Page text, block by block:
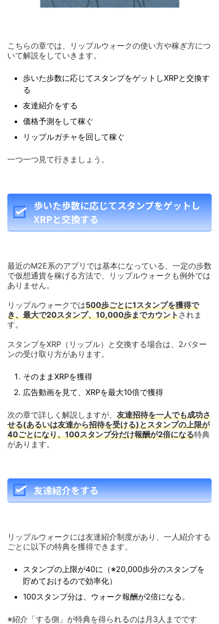
こちらの章では、リップルウォークの使い方や稼ぎ方につ
いて解説をしていきます。
歩いた歩数に応じてスタンプをゲットしXRPと交換す
る
友達紹介をする
価格予測をして稼ぐ
リップルガチャを回して稼ぐ
一つ一つ見て行きましょう。
歩いた歩数に応じてスタンプをゲットし
XRPと交換する
最近のM2E系のアプリでは基本になっている、一定の歩数
で仮想通貨を稼げる方法で、リップルウォークも例外では
ありません。
リップルウォークでは500歩ごとに1スタンプを獲得で
き、最大で20スタンプ、10,000歩までカウントされま
す。
スタンプをXRP（リップル）と交換する場合は、2パター
ンの受け取り方があります。
そのままXRPを獲得
広告動画を見て、XRPを最大10倍で獲得
次の章で詳しく解説しますが、 友達招待を一人でも成功さ
せる(あるいは友達から招待を受ける)とスタンプの上限が
40ごとになり、100スタンプ分だけ報酬が2倍になる特典
があります。
友達紹介をする
リップルウォークには友達紹介制度があり、一人紹介する
ごとに以下の特典を獲得できます。
スタンプの上限が40に（※20,000歩分のスタンプを
貯めておけるので効率化）
100スタンプ分は、ウォーク報酬が2倍になる。
※紹介「する側」が特典を得られるのは月3人までです